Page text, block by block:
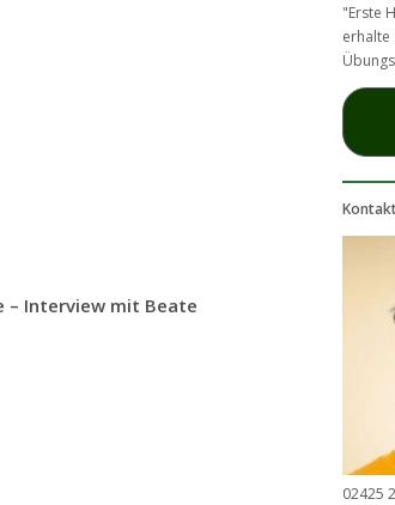
Interview mit Beate
"Erste
erhalte
02425